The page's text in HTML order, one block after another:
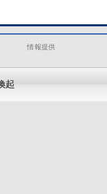
情報提供
起